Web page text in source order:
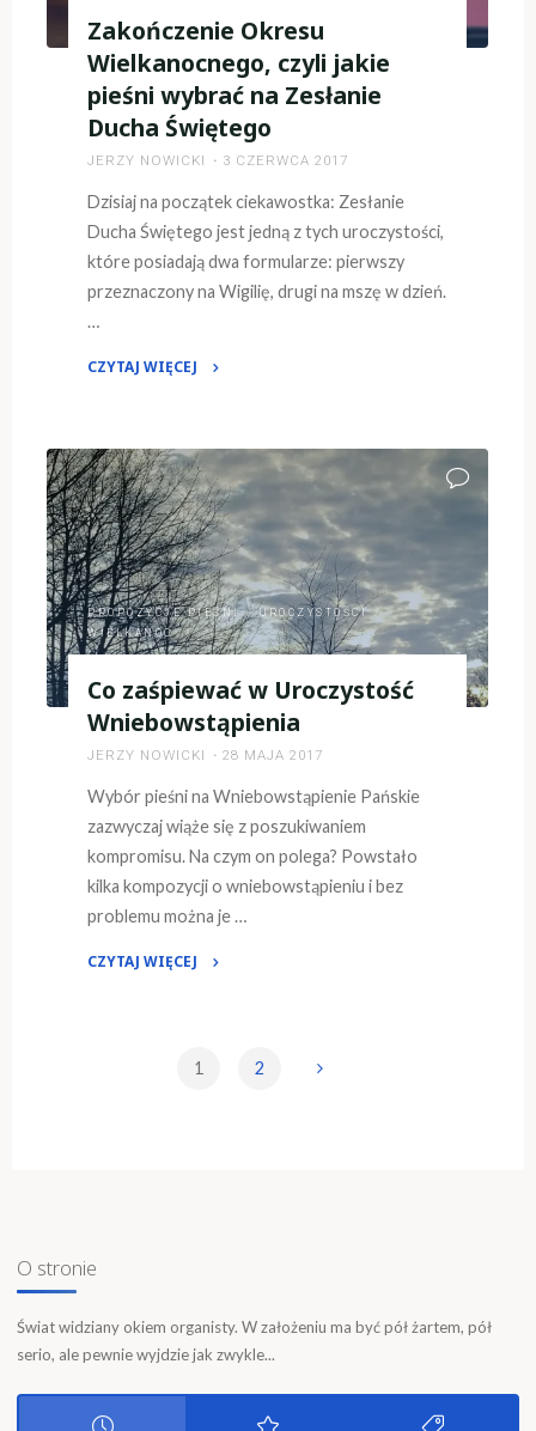
Zakończenie Okresu
Wielkanocnego, czyli jakie
pieśni wybrać na Zesłanie
Ducha Świętego
JERZY NOWICKI 3 CZERWCA 2017
Dzisiaj na początek ciekawostka: Zesłanie
Ducha Świętego jest jedną z tych uroczystości,
które posiadają dwa formularze: pierwszy
przeznaczony na Wigilię, drugi na mszę w dzień.
…
CZYTAJ WIĘCEJ
Wielkanocnego,
czyli
jakie
pieśni
wybrać
na
Zesłanie
Ducha
Świętego "
PROPOZYCJE PIEŚNI / UROCZYSTOŚCI /
WIELKANOC
Co zaśpiewać w Uroczystość
Wniebowstąpienia
JERZY NOWICKI 28 MAJA 2017
Wybór pieśni na Wniebowstąpienie Pańskie
zazwyczaj wiąże się z poszukiwaniem
kompromisu. Na czym on polega? Powstało
kilka kompozycji o wniebowstąpieniu i bez
problemu można je …
CZYTAJ WIĘCEJ
1 2
O stronie
Świat widziany okiem organisty. W założeniu ma być pół żartem, pół
serio, ale pewnie wyjdzie jak zwykle...